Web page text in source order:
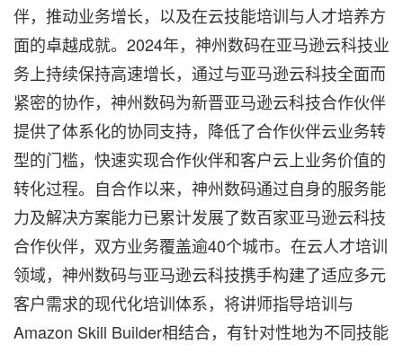
伴，推动业务增长，以及在云技能培训与人才培养方
面的卓越成就。2024年，神州数码在亚马逊云科技业
务上持续保持高速增长，通过与亚马逊云科技全面而
紧密的协作，神州数码为新晋亚马逊云科技合作伙伴
提供了体系化的协同支持，降低了合作伙伴云业务转
型的门槛，快速实现合作伙伴和客户云上业务价值的
转化过程。自合作以来，神州数码通过自身的服务能
力及解决方案能力已累计发展了数百家亚马逊云科技
合作伙伴，双方业务覆盖逾40个城市。在云人才培训
领域，神州数码与亚马逊云科技携手构建了适应多元
客户需求的现代化培训体系，将讲师指导培训与
Amazon Skill Builder相结合，有针对性地为不同技能